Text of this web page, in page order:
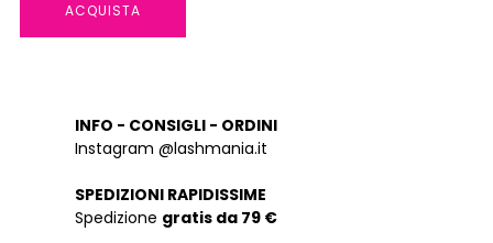
ACQUISTA
INFO - CONSIGLI - ORDINI
Instagram @lashmania.it
SPEDIZIONI RAPIDISSIME
Spedizione gratis da 79 €